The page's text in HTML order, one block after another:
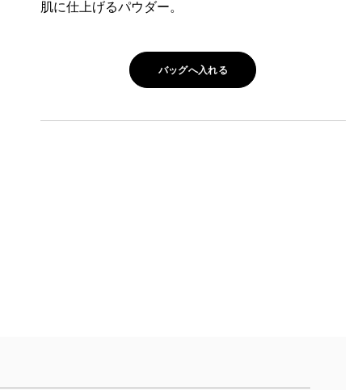
肌に仕上げるパウダー。
バッグへ入れる